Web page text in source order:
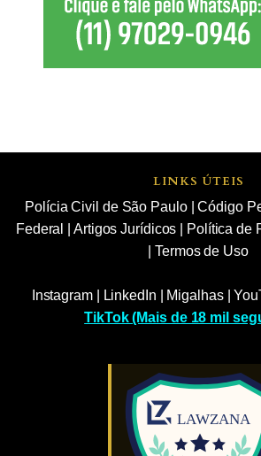
LINKS ÚTEIS
Polícia Civil de São Paulo|Código
Federal
Artigos Jurídicos
Política de
|Termos de Uso
Instagram| LinkedIn Migalhas|
TikTok (Mais de 18 mil